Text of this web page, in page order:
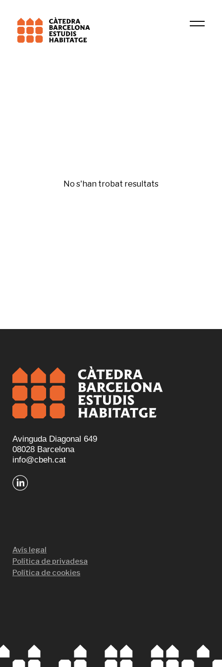
No s'han trobat resultats
Avinguda Diagonal 649
08028 Barcelona
info@cbeh.cat
Avís legal
Política de privadesa
Política de cookies